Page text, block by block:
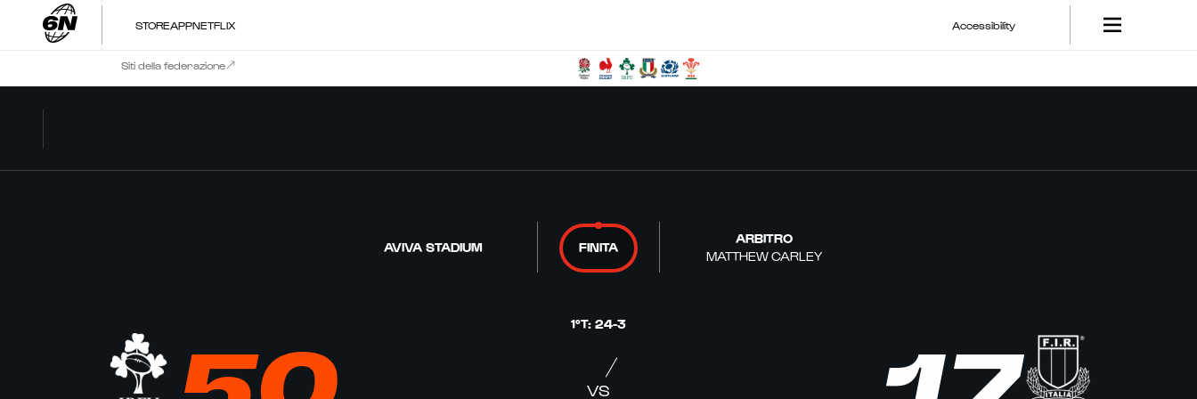
STOREAPPNETFLIX Accessibility
Siti della federazione
AVIVA STADIUM FINITA
ARBITRO
MATTHEW CARLEY
1°T: 24-3
VS